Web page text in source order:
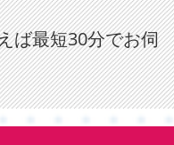
ば最短30分でお伺